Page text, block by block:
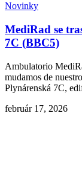
Novinky
MediRad se
7C (BBC5)
Ambulatorio
mudamos de
Plynárenská 7C,
február 17, 2026